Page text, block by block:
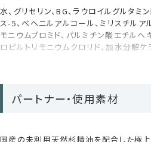
りへ導きます。
な質感をキープ
まるで森の中で深呼吸しているような、
験をお楽しみください。
水、グリセリン、BG、ラウロイルグルタミ
ス-5、ベヘニルアルコール、ミリスチルア
モニウムブロミド、パルミチン酸エチルヘ
ロピルトリモニウムクロリド、加水分解ケ
キス、ローマカミツレ花エキス、アルニカ
花/葉/茎エキス、ローズマリー葉エキス
マリー葉油、アトラスシー、ー樹皮油、ス
パートナー・使用素材
国産の未利用天然杉精油を配合した極